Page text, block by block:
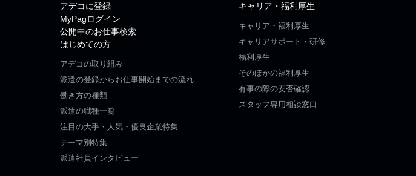
アデコに登録
MyPagログイン
公開中のお仕事検索
はじめての方
アデコの取り組み
派遣の登録からお仕事開始までの流れ
働き方の種類
派遣の職種一覧
注目の大手・人気・優良企業特集
テーマ別特集
派遣社員インタビュー
キャリア・福利厚生
キャリア・福利厚生
キャリアサポート・研修
福利厚生
そのほかの福利厚生
有事の際の安否確認
スタッフ専用相談窓口